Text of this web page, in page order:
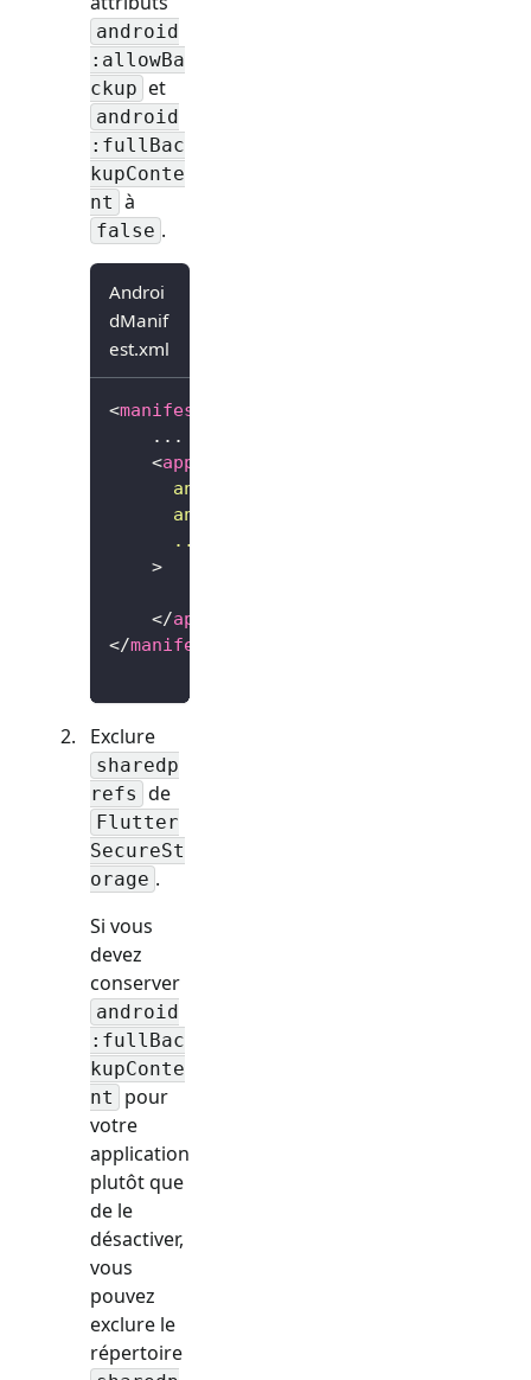
android
:allowBa
ckup et
android
:fullBac
kupConte
nt à
false .
Androi
dManif
est.xml
<manifest
    ...
<application
android:
android:
...
>
</application
</manifest
Exclure
sharedp
refs de
Flutter
SecureSt
orage .
Si vous
devez
conserver
android
:fullBac
kupConte
nt
pour
votre
application
plutôt que
de le
désactiver,
vous
pouvez
exclure le
répertoire